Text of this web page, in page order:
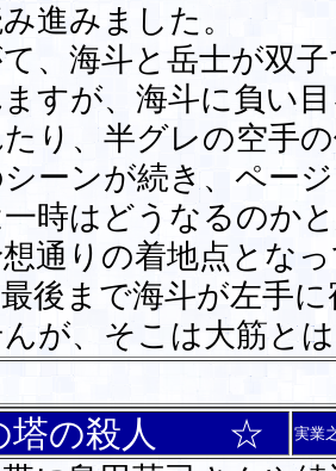
進みました。
、海斗と岳士が双
すが、海斗に負い
り、半グレの空手
シーンが続き、ペー
時はどうなるのか
通りの着地点とな
後まで海斗が左手
が、そこは大筋と
塔の殺人 ☆ 実業